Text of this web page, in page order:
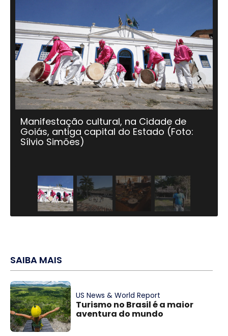
Manifestação cultural, na Cidade de
Goiás, antiga capital do Estado (Foto:
Sílvio Simões)
SAIBA MAIS
US News & World Report
Turismo no Brasil é a maior
aventura do mundo